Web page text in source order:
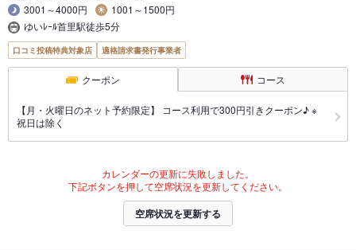
3001～4000円
1001～1500円
ゆいﾚｰﾙ首里駅徒歩5分
口コミ投稿特典対象店 適格請求書発行事業者
クーポン コース
【月・火曜日のネット予約限定】 コース利用で300円引きクーポン♪ ※
祝日は除く
カレンダーの更新に失敗しました。
下記ボタンを押して空席状況を更新してください。
空席状況を更新する